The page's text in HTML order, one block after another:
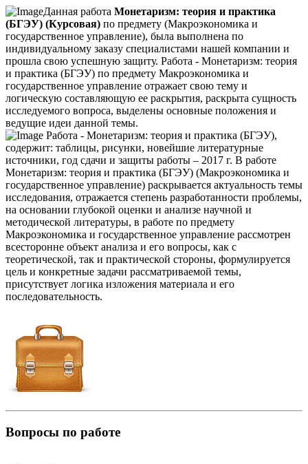
Данная работа Монетаризм: теория и практика
(БГЭУ) (Курсовая) по предмету (Макроэкономика и
государственное управление), была выполнена по
индивидуальному заказу специалистами нашей компании и
прошла свою успешную защиту. Работа - Монетаризм: теория
и практика (БГЭУ) по предмету Макроэкономика и
государственное управление отражает свою тему и
логическую составляющую ее раскрытия, раскрыта сущность
исследуемого вопроса, выделены основные положения и
ведущие идеи данной темы.
Работа - Монетаризм: теория и практика (БГЭУ),
содержит: таблицы, рисунки, новейшие литературные
источники, год сдачи и защиты работы – 2017 г. В работе
Монетаризм: теория и практика (БГЭУ) (Макроэкономика и
государственное управление) раскрывается актуальность темы
исследования, отражается степень разработанности проблемы,
на основании глубокой оценки и анализе научной и
методической литературы, в работе по предмету
Макроэкономика и государственное управление рассмотрен
всесторонне объект анализа и его вопросы, как с
теоретической, так и практической стороны, формулируется
цель и конкретные задачи рассматриваемой темы,
присутствует логика изложения материала и его
последовательность.
Вопросы по работе